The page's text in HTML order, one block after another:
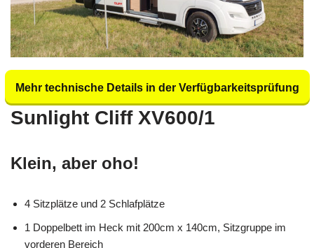
Mehr technische Details in der Verfügbarkeitsprüfung
Sunlight Cliff XV600/1
Klein, aber oho!
4 Sitzplätze und 2 Schlafplätze
1 Doppelbett im Heck mit 200cm x 140cm, Sitzgruppe im
vorderen Bereich